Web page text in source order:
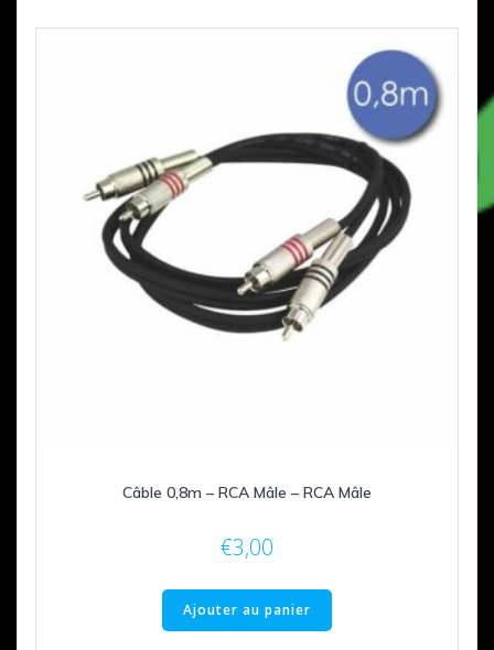
Câble 0,8m – RCA Mâle – RCA Mâle
€3,00
Ajouter au panier